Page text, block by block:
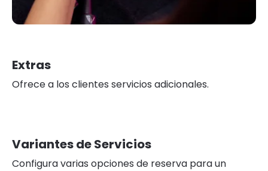
Extras
Ofrece a los clientes servicios adicionales.
Variantes de Servicios
Configura varias opciones de reserva para un